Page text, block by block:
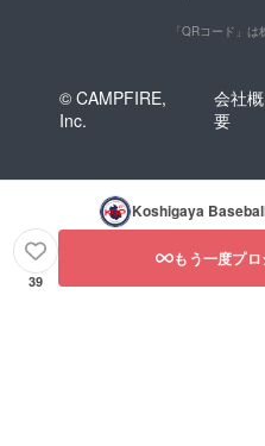
「QRコード」
© CAMPFIRE,
Inc.
会社概
要
Koshigaya
39
もう一度プ